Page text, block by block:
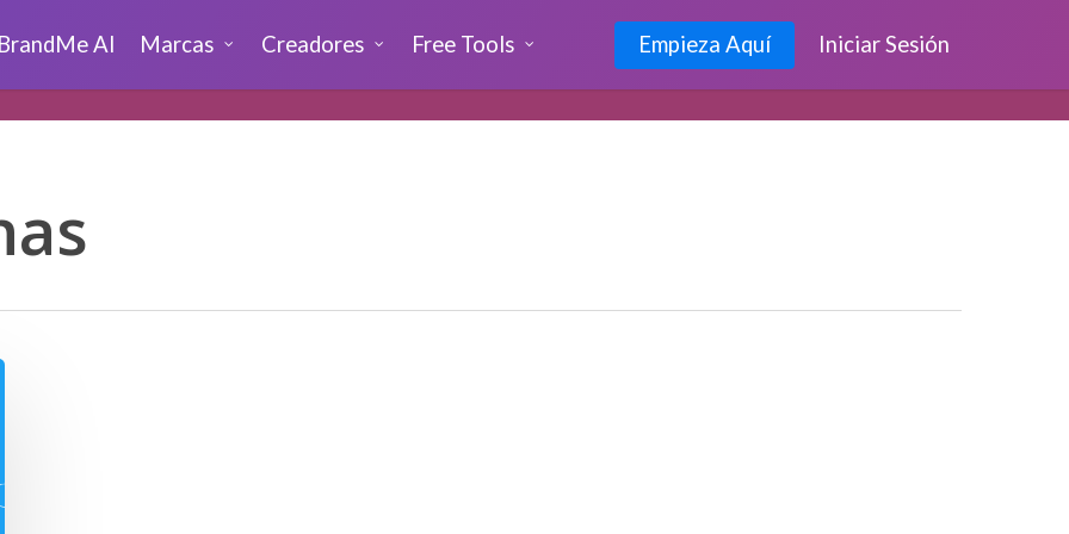
BrandMe AI Marcas Creadores Free Tools Empieza Aquí Iniciar Sesión